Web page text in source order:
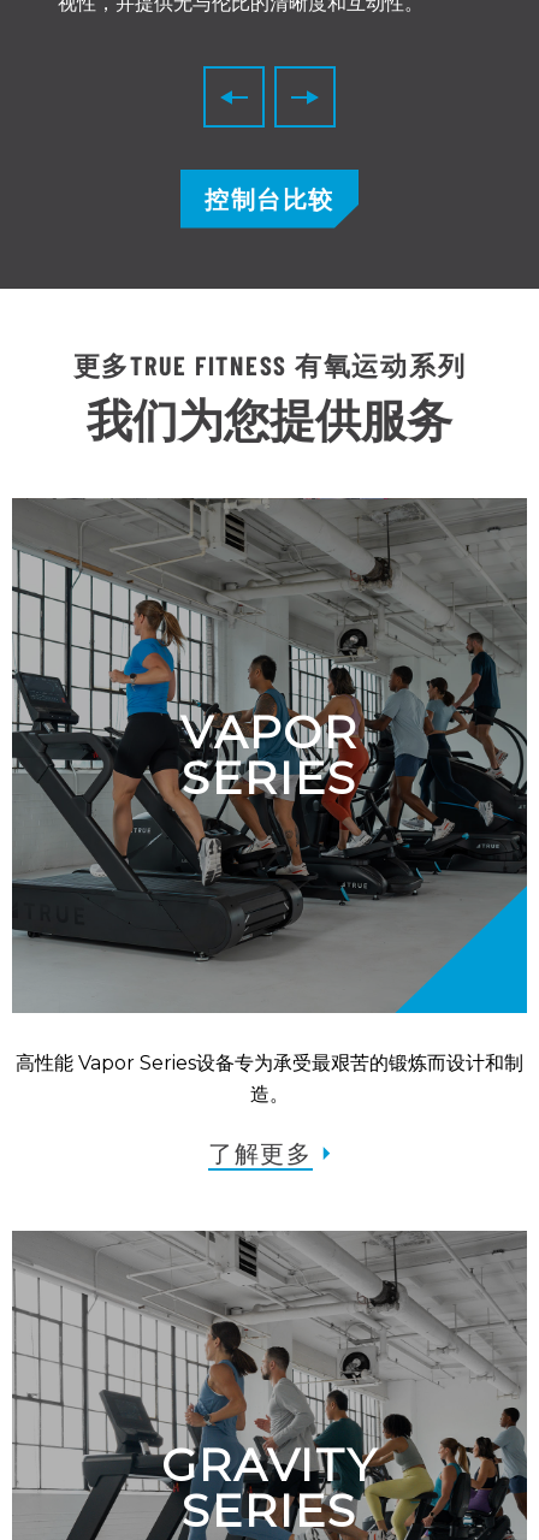
控制台比较
更多TRUE FITNESS 有氧运动系列
我们为您提供服务
VAPOR
SERIES
高性能 Vapor Series设备专为承受最艰苦的锻炼而设计和制
造。
了解更多
GRAVITY
SERIES